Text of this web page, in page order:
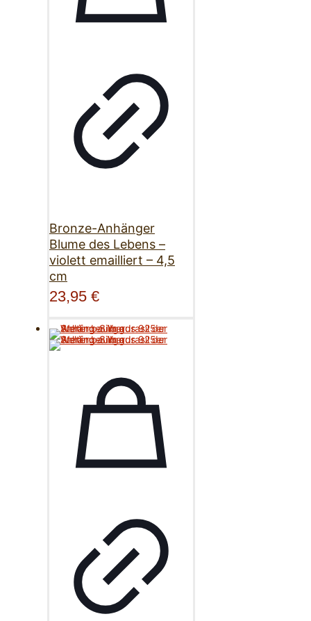
Bronze-Anhänger
Blume des Lebens –
violett emailliert – 4,5
cm
23,95 €